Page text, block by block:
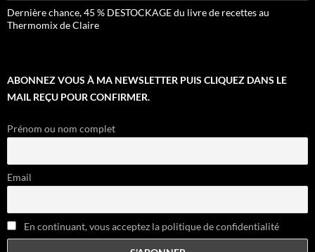
Dernière chance, 45 % DESTOCKAGE du livre de recettes au
Thermomix de Claire
ABONNEZ VOUS À MA NEWSLETTER PUIS CLIQUEZ DANS LE
MAIL REÇU POUR CONFIRMER.
Prénom ou nom complet
Email
En continuant, vous acceptez la politique de confidentialité